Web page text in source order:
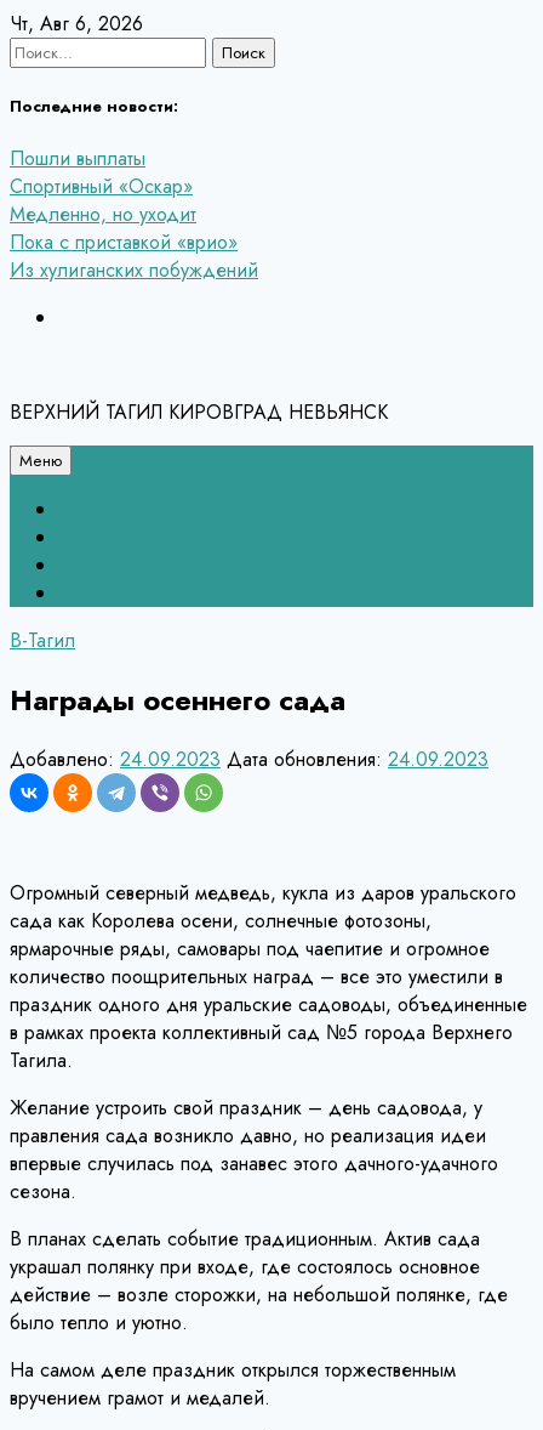
Перейти
к
Чт, Авг 6, 2026
Найти:
Последние новости:
Пошли выплаты
Спортивный «Оскар»
Медленно, но уходит
Пока с приставкой «врио»
Из хулиганских побуждений
ВЕРХНИЙ ТАГИЛ КИРОВГРАД НЕВЬЯНСК
Меню
В-Тагил
Награды осеннего сада
Добавлено: 24.09.2023 Дата обновления: 24.09.2023
Огромный северный медведь, кукла из даров уральского
сада как Королева осени, солнечные фотозоны,
ярмарочные ряды, самовары под чаепитие и огромное
количество поощрительных наград – все это уместили в
праздник одного дня уральские садоводы, объединенные
в рамках проекта коллективный сад №5 города Верхнего
Тагила.
Желание устроить свой праздник – день садовода, у
правления сада возникло давно, но реализация идеи
впервые случилась под занавес этого дачного-удачного
сезона.
В планах сделать событие традиционным. Актив сада
украшал полянку при входе, где состоялось основное
действие – возле сторожки, на небольшой полянке, где
было тепло и уютно.
На самом деле праздник открылся торжественным
вручением грамот и медалей.